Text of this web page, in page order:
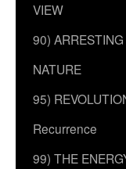
VIEW
90) ARRESTING
NATURE
95)
Recurrence
99) THE